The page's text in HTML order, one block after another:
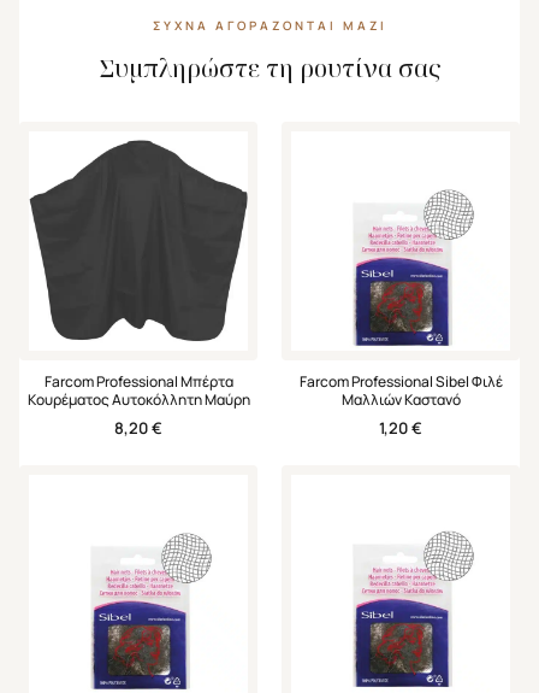
ΣΥΧΝΆ ΑΓΟΡΆΖΟΝΤΑΙ ΜΑΖΊ
Συμπληρώστε τη ρουτίνα σας
Farcom Professional Μπέρτα
Κουρέματος Αυτοκόλλητη Μαύρη
8,20€
Farcom Professional Sibel Φιλέ
Μαλλιών Καστανό
1,20€